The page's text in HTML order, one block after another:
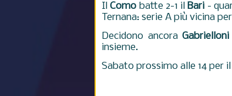
IlComo batte 2-1 ilBari -
Ternana: serie A più vicina
Decidono ancora
insieme.
Sabato prossimo alle 14 per